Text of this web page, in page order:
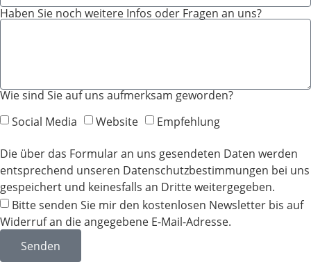
Haben Sie noch weitere Infos oder Fragen an uns?
Wie sind Sie auf uns aufmerksam geworden?
Social Media
Website Empfehlung
Die über das Formular an uns gesendeten Daten werden
entsprechend unseren Datenschutzbestimmungen bei uns
gespeichert und keinesfalls an Dritte weitergegeben.
Bitte senden Sie mir den kostenlosen Newsletter bis auf
Widerruf an die angegebene E-Mail-Adresse.
Senden